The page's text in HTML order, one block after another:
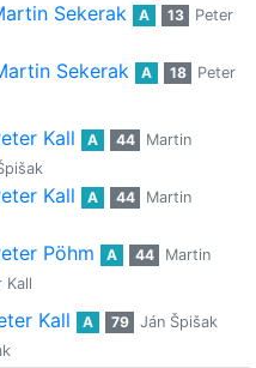
Sekerak A 13
Peter
Sekerak A 18
Peter
Kall A 44
Martin
Kall A 44
Martin
Pöhm A 44
Martin
Kall
Kall A 79
Ján Špišak